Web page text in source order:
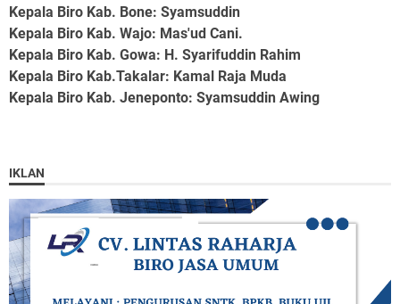
Kepala Biro Kab. Bone: Syamsuddin
Kepala Biro Kab. Wajo: Mas'ud Cani.
Kepala Biro Kab. Gowa: H. Syarifuddin Rahim
Kepala Biro Kab.Takalar: Kamal Raja Muda
Kepala Biro Kab. Jeneponto: Syamsuddin Awing
IKLAN